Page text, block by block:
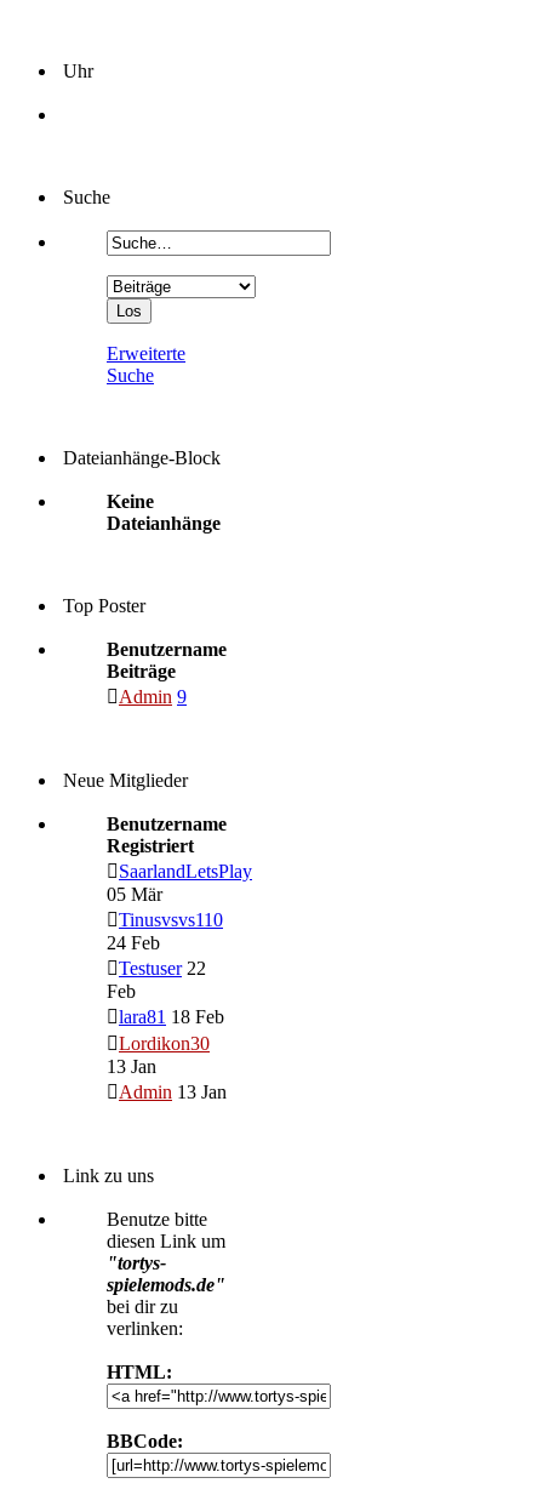
Uhr
Suche
Erweiterte
Suche
Dateianhänge-Block
Keine
Dateianhänge
Top Poster
Benutzername
Beiträge
Admin 9
Neue Mitglieder
Benutzername
Registriert
SaarlandLetsPlay
05 Mär
Tinusvsvs110
24 Feb
Testuser 22
Feb
lara81 18 Feb
Lordikon30
13 Jan
Admin 13 Jan
Link zu uns
Benutze bitte
diesen Link um
"tortys-
spielemods.de"
bei dir zu
verlinken:
HTML:
BBCode: